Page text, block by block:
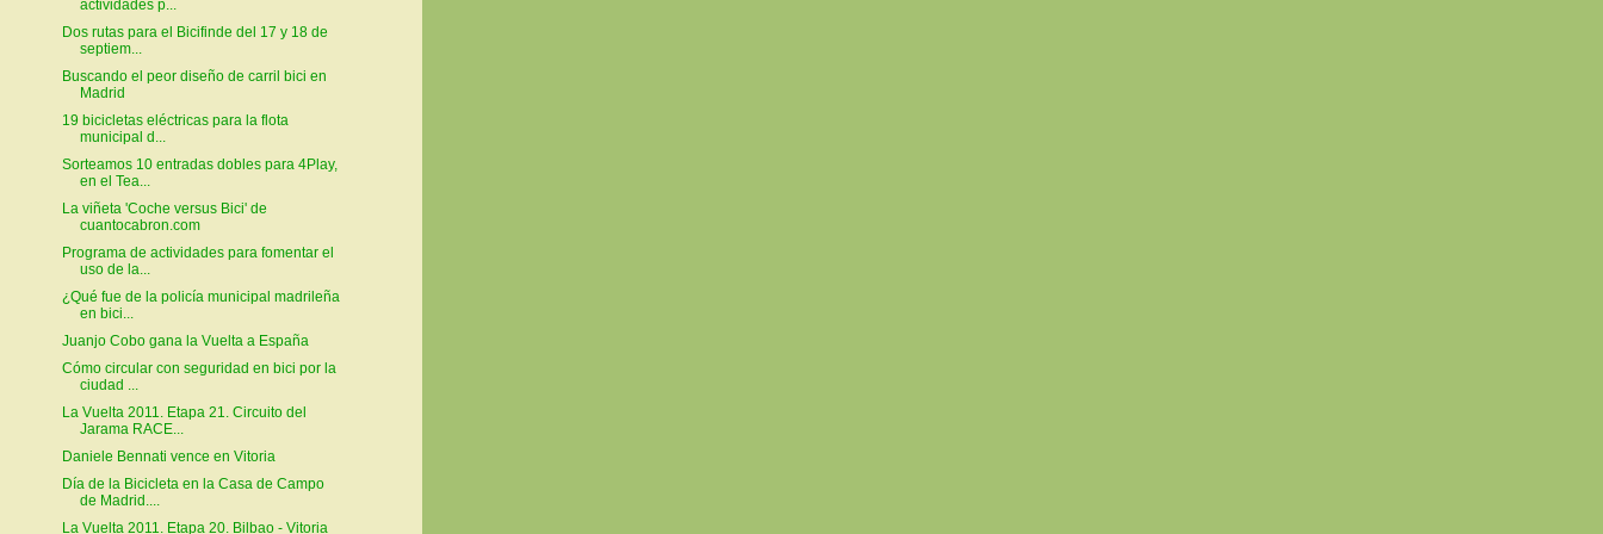
actividades p...
Dos rutas para el Bicifinde del 17 y 18 de
septiem...
Buscando el peor diseño de carril bici en
Madrid
19 bicicletas eléctricas para la flota
municipal d...
Sorteamos 10 entradas dobles para 4Play,
en el Tea...
La viñeta 'Coche versus Bici' de
cuantocabron.com
Programa de actividades para fomentar el
uso de la...
¿Qué fue de la policía municipal madrileña
en bici...
Juanjo Cobo gana la Vuelta a España
Cómo circular con seguridad en bici por la
ciudad ...
La Vuelta 2011. Etapa 21. Circuito del
Jarama RACE...
Daniele Bennati vence en Vitoria
Día de la Bicicleta en la Casa de Campo
de Madrid....
La Vuelta 2011. Etapa 20. Bilbao - Vitoria